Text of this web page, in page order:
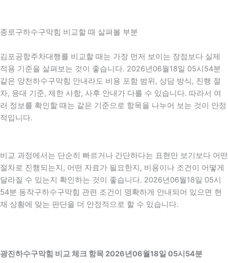
종로구하수구막힘 비교할 때 살펴볼 부분
김포공항주차대행를 비교할 때는 가장 먼저 보이는 장점보다 실제
적용 기준을 살펴보는 것이 좋습니다. 2026년06월18일 05시54분
같은 양천하수구막힘 안내라도 비용 포함 범위, 상담 방식, 진행 절
차, 응대 기준, 제한 사항, 사후 안내가 다를 수 있습니다. 따라서 여
러 정보를 확인할 때는 같은 기준으로 항목을 나누어 보는 것이 안정
적입니다.
비교 과정에서는 단순히 빠르거나 간단하다는 표현만 보기보다 어떤
절차로 진행되는지, 어떤 자료가 필요한지, 비용이나 조건이 어떻게
달라질 수 있는지 확인하는 것이 좋습니다. 2026년06월18일 05시
54분 동작구하수구막힘 관련 조건이 명확하게 안내되어 있으면 현
재 상황에 맞는 판단을 더 안정적으로 할 수 있습니다.
광진하수구막힘 비교 체크 항목 2026년06월18일 05시54분